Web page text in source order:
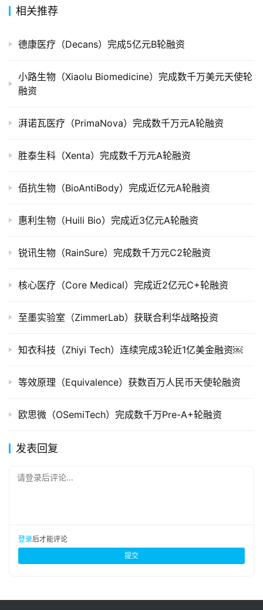
并
组
公
司
市
创
数
业
学
相关推荐
德康医疗（Decans）完成5亿元B轮融资
小路生物（Xiaolu Biomedicine）完成数千万美元天使轮
融资
湃诺瓦医疗（PrimaNova）完成数千万元A轮融资
胜泰生科（Xenta）完成数千万元A轮融资
佰抗生物（BioAntiBody）完成近亿元A轮融资
惠利生物（Huili Bio）完成近3亿元A轮融资
锐讯生物（RainSure）完成数千万元C2轮融资
核心医疗（Core Medical）完成近2亿元C+轮融资
至墨实验室（ZimmerLab）获联合利华战略投资
知衣科技（Zhiyi Tech）连续完成3轮近1亿美金融资￼
等效原理（Equivalence）获数百万人民币天使轮融资
欧思微（OSemiTech）完成数千万Pre-A+轮融资
发表回复
请登录后评论...
登录后才能评论
提交